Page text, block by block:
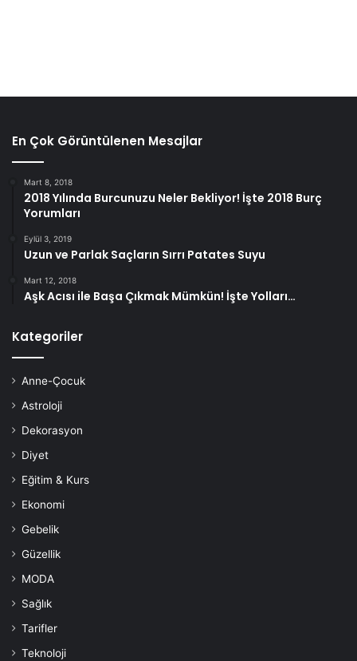
En Çok Görüntülenen Mesajlar
Mart 8, 2018
2018 Yılında Burcunuzu Neler Bekliyor! İşte 2018 Burç
Yorumları
Eylül 3, 2019
Uzun ve Parlak Saçların Sırrı Patates Suyu
Mart 12, 2018
Aşk Acısı ile Başa Çıkmak Mümkün! İşte Yolları…
Kategoriler
Anne-Çocuk
Astroloji
Dekorasyon
Diyet
Eğitim & Kurs
Ekonomi
Gebelik
Güzellik
MODA
Sağlık
Tarifler
Teknoloji